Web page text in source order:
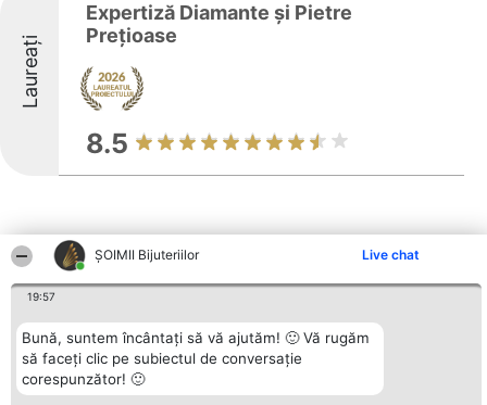
ŞOIMII Bijuteriilor Live chat
19:57
Bună, suntem încântați să vă ajutăm! 🙂 Vă rugăm
să faceți clic pe subiectul de conversație
corespunzător! 🙂
Laureați
Expertiză Diamante și Pietre
Prețioase
8.5
Alte firme din zonă
Organizator Ranking
BRIGHT SOLUTIONS BR SRL
Aleea Timisul De Sus 2 Bl. A30
Plebiscyt
Lista Tuturor